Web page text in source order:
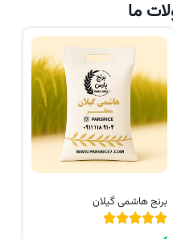
ما
برنج هاشمی گیلان